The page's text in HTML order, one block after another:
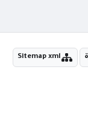
Sitemap xml